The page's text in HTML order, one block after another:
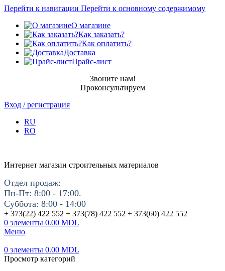
Перейти к навигации Перейти к основному содержимому
О магазине
Как заказать?
Как оплатить?
Доставка
Прайс-лист
Звоните нам!
Проконсультируем
Вход / регистрация
RU
RO
Интернет магазин строительных материалов
Отдел продаж:
Пн-Пт: 8:00 - 17:00.
Суббота: 8:00 - 14:00
+ 373(22) 422 552 + 373(78) 422 552 + 373(60) 422 552
0 элементы 0.00 MDL
Меню
0 элементы 0.00 MDL
Просмотр категорий